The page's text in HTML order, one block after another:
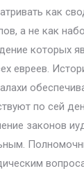
как
а не как
которых
евреев.
по сей
законов